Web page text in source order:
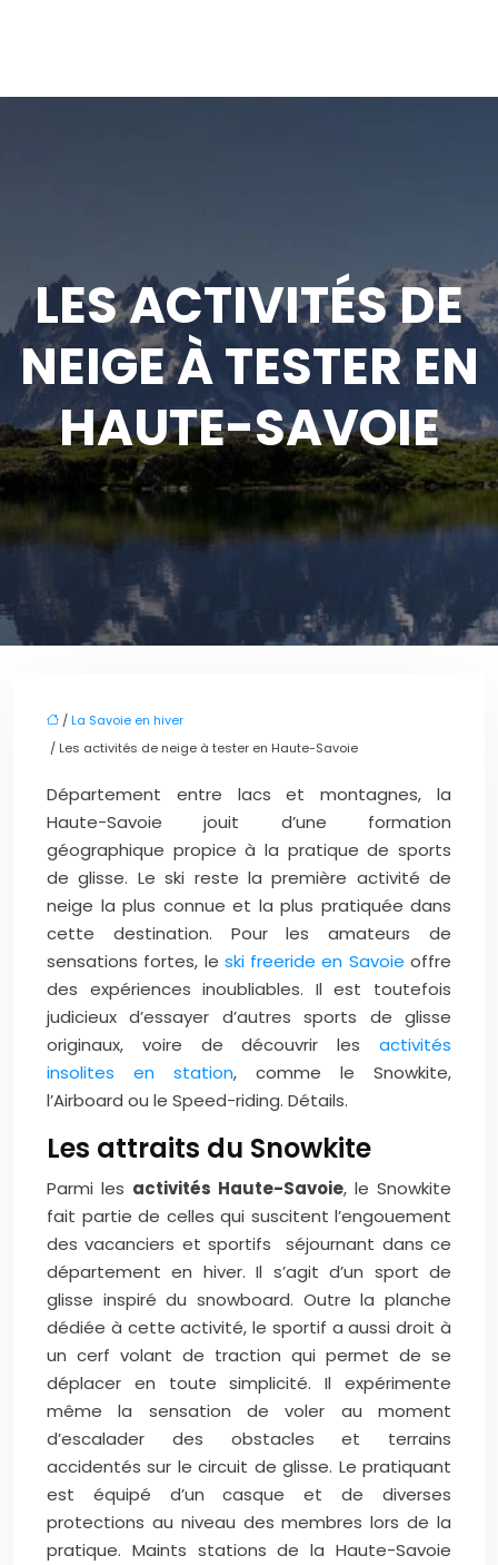
LES ACTIVITÉS DE
NEIGE À TESTER EN
HAUTE-SAVOIE
/La Savoie en hiver
/ Les activités de neige à tester en Haute-Savoie
Département entre lacs et montagnes, la
Haute-Savoie jouit d’une formation
géographique propice à la pratique de sports
de glisse. Le ski reste la première activité de
neige la plus connue et la plus pratiquée dans
cette destination. Pour les amateurs de
sensations fortes, le ski freeride en Savoie offre
des expériences inoubliables. Il est toutefois
judicieux d’essayer d’autres sports de glisse
originaux, voire de découvrir les activités
insolites en station, comme le Snowkite,
l’Airboard ou le Speed-riding. Détails.
Les attraits du Snowkite
Parmi les activités Haute-Savoie, le Snowkite
fait partie de celles qui suscitent l’engouement
des vacanciers et sportifs séjournant dans ce
département en hiver. Il s’agit d’un sport de
glisse inspiré du snowboard. Outre la planche
dédiée à cette activité, le sportif a aussi droit à
un cerf volant de traction qui permet de se
déplacer en toute simplicité. Il expérimente
même la sensation de voler au moment
d’escalader des obstacles et terrains
accidentés sur le circuit de glisse. Le pratiquant
est équipé d’un casque et de diverses
protections au niveau des membres lors de la
pratique. Maints stations de la Haute-Savoie